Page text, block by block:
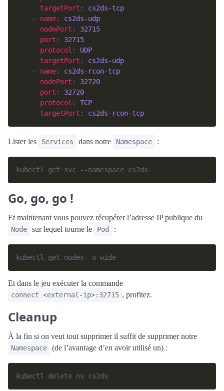
targetPort : cs2ds-tcp
    -
name: cs2ds-udp
nodePort : 32715
port : 32715
protocol : UDP
targetPort : cs2ds-udp
    -
name: cs2ds-rcon-tcp
nodePort : 32720
port : 32720
protocol : TCP
targetPort : cs2ds-rcon-tcp
Lister les Services dans notre Namespace :
Go, go, go !
Et maintenant vous pouvez récupérer l’adresse IP publique du
Node sur lequel tourne le Pod :
Et dans le jeu exécuter la commande
connect <external-ip>:32715 , profitez.
Cleanup
À la fin si on veut tout supprimer il suffit de supprimer notre
Namespace (de l’avantage d’en avoir utilisé un) :